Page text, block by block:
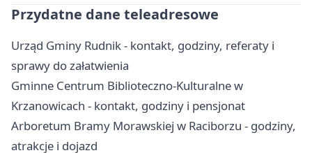
Przydatne dane teleadresowe
Urząd Gminy Rudnik - kontakt, godziny, referaty i
sprawy do załatwienia
Gminne Centrum Biblioteczno-Kulturalne w
Krzanowicach - kontakt, godziny i pensjonat
Arboretum Bramy Morawskiej w Raciborzu - godziny,
atrakcje i dojazd